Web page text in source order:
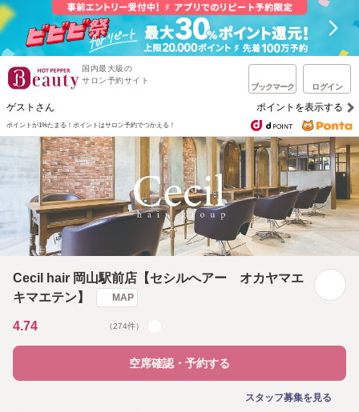
国内最大級の
サロン予約サイト
ブックマーク ログイン
ゲストさん ポイントを表示する
ポイントが1%たまる！ ポイントはサロン予約でつかえる！
Cecil hair 岡山駅前店【セシルへアー オカヤマエ
キマエテン】
MAP
4.74 （274件）
空席確認・予約する
スタッフ募集を見る